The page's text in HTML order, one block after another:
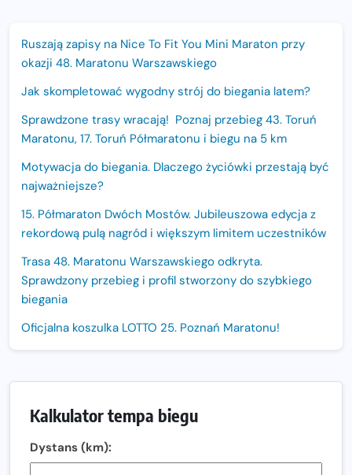
Ruszają zapisy na Nice To Fit You Mini Maraton przy
okazji 48. Maratonu Warszawskiego
Jak skompletować wygodny strój do biegania latem?
Sprawdzone trasy wracają! Poznaj przebieg 43. Toruń
Maratonu, 17. Toruń Półmaratonu i biegu na 5 km
Motywacja do biegania. Dlaczego życiówki przestają być
najważniejsze?
15. Półmaraton Dwóch Mostów. Jubileuszowa edycja z
rekordową pulą nagród i większym limitem uczestników
Trasa 48. Maratonu Warszawskiego odkryta.
Sprawdzony przebieg i profil stworzony do szybkiego
biegania
Oficjalna koszulka LOTTO 25. Poznań Maratonu!
Ostatnie wolne miejsca na jubileuszowy Bieg
Fabrykanta. Organizatorzy odkrywają trasę dzień po
Kalkulator tempa biegu
Dystans (km):